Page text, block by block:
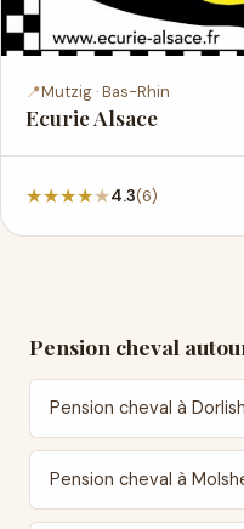
📍Mutzig · Bas-Rhin
Ecurie Alsace
★★★★★4.3(6)
Pension cheval
Pension cheval à
Pension cheval à